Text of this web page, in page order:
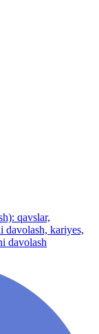
qavslar,
davolash, kariyes,
davolash